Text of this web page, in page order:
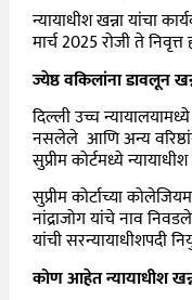
न्यायाधीश खन्ना यांचा
मार्च 2025 रोजी ते
ज्येष्ठ वकिलांना डावलून
दिल्ली उच्च
नसलेले आणि अन्य
सुप्रीम कोर्टमध्ये
सुप्रीम कोर्टाच्या
नांद्राजोग यांचे नाव
यांची सरन्यायाधीशपदी
कोण आहेत न्यायाधीश